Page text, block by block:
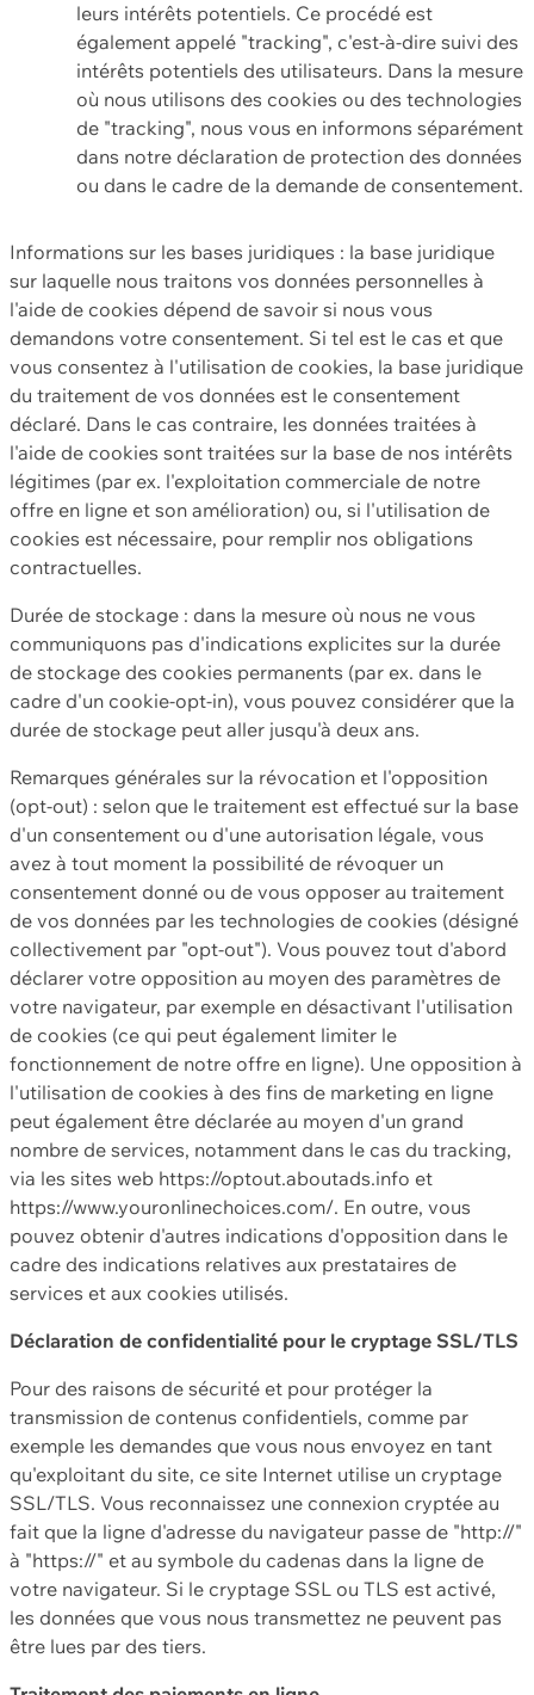
leurs intérêts potentiels. Ce procédé est
également appelé "tracking", c'est-à-dire suivi des
intérêts potentiels des utilisateurs. Dans la mesure
où nous utilisons des cookies ou des technologies
de "tracking", nous vous en informons séparément
dans notre déclaration de protection des données
ou dans le cadre de la demande de consentement.
Informations sur les bases juridiques : la base juridique
sur laquelle nous traitons vos données personnelles à
l'aide de cookies dépend de savoir si nous vous
demandons votre consentement. Si tel est le cas et que
vous consentez à l'utilisation de cookies, la base juridique
du traitement de vos données est le consentement
déclaré. Dans le cas contraire, les données traitées à
l'aide de cookies sont traitées sur la base de nos intérêts
légitimes (par ex. l'exploitation commerciale de notre
offre en ligne et son amélioration) ou, si l'utilisation de
cookies est nécessaire, pour remplir nos obligations
contractuelles.
Durée de stockage : dans la mesure où nous ne vous
communiquons pas d'indications explicites sur la durée
de stockage des cookies permanents (par ex. dans le
cadre d'un cookie-opt-in), vous pouvez considérer que la
durée de stockage peut aller jusqu'à deux ans.
Remarques générales sur la révocation et l'opposition
(opt-out) : selon que le traitement est effectué sur la base
d'un consentement ou d'une autorisation légale, vous
avez à tout moment la possibilité de révoquer un
consentement donné ou de vous opposer au traitement
de vos données par les technologies de cookies (désigné
collectivement par "opt-out"). Vous pouvez tout d'abord
déclarer votre opposition au moyen des paramètres de
votre navigateur, par exemple en désactivant l'utilisation
de cookies (ce qui peut également limiter le
fonctionnement de notre offre en ligne). Une opposition à
l'utilisation de cookies à des fins de marketing en ligne
peut également être déclarée au moyen d'un grand
nombre de services, notamment dans le cas du tracking,
via les sites web https://optout.aboutads.info et
https://www.youronlinechoices.com/. En outre, vous
pouvez obtenir d'autres indications d'opposition dans le
cadre des indications relatives aux prestataires de
services et aux cookies utilisés.
Déclaration de confidentialité pour le cryptage SSL/TLS
Pour des raisons de sécurité et pour protéger la
transmission de contenus confidentiels, comme par
exemple les demandes que vous nous envoyez en tant
qu'exploitant du site, ce site Internet utilise un cryptage
SSL/TLS. Vous reconnaissez une connexion cryptée au
fait que la ligne d'adresse du navigateur passe de "http://"
à "https://" et au symbole du cadenas dans la ligne de
votre navigateur. Si le cryptage SSL ou TLS est activé,
les données que vous nous transmettez ne peuvent pas
être lues par des tiers.